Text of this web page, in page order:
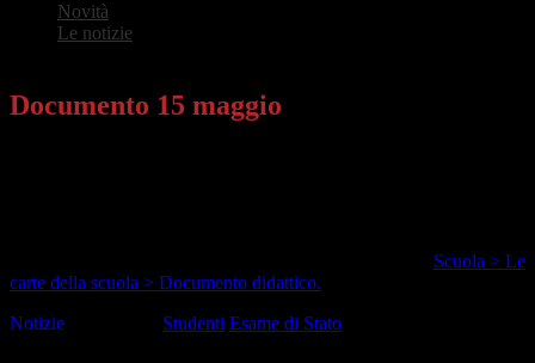
Novità
Le notizie
Documento 15 maggio
Scuola > Le
carte della scuola > Documento didattico.
Notizie
Studenti Esame di Stato